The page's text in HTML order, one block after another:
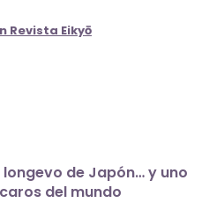
Revista Eikyō
longevo de Japón… y uno
del mundo